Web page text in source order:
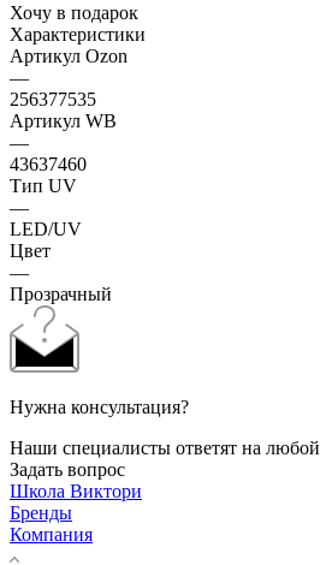
Хочу в подарок
Характеристики
Артикул Ozon
—
256377535
Артикул WB
—
43637460
Тип UV
—
LED/UV
Цвет
—
Прозрачный
Нужна консультация?
Наши специалисты ответят на
Задать вопрос
Школа Виктори
Бренды
Компания